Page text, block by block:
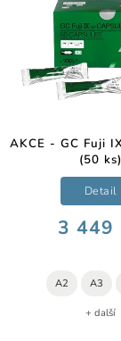
AKCE - GC Fuji
(50 ks)
3 449
Detail
A2 A3
+ další